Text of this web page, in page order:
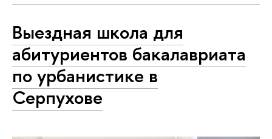
Выездная школа для
абитуриентов бакалавриата
по урбанистике в
Серпухове